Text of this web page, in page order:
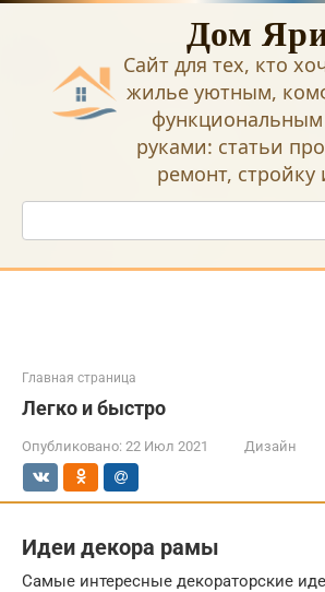
Перейти
Дом
Сайт для тех, кто
жилье уютным,
руками: статьи
ремонт, стройку
Поиск:
Главная страница
Легко и быстро
Опубликовано: 22 Июл 2021 Дизайн
Идеи декора рамы
Самые интересные декораторские